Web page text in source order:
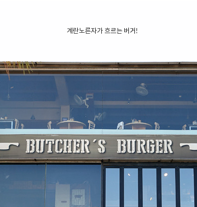
계란노른자가 흐르는 버거!